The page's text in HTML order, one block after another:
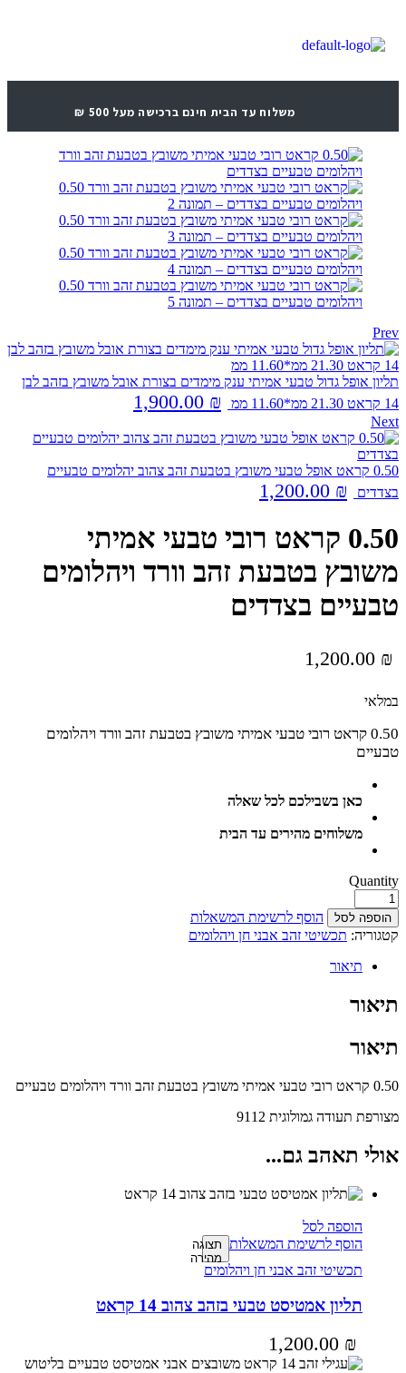
משלוח עד הבית חינם ברכישה מעל 500 ₪
Prev
תליון אופל גדול טבעי אמיתי ענק מימדים בצורת אובל משובץ בזהב לבן
14 קראט 21.30 ממ*11.60 ממ
1,900.00 ₪
Next
0.50 קראט אופל טבעי משובץ בטבעת זהב צהוב יהלומים טבעיים
בצדדים
1,200.00 ₪
0.50 קראט רובי טבעי אמיתי
משובץ בטבעת זהב וורד ויהלומים
טבעיים בצדדים
1,200.00 ₪
במלאי
0.50 קראט רובי טבעי אמיתי משובץ בטבעת זהב וורד ויהלומים
טבעיים
כאן בשבילכם לכל שאלה
משלוחים מהירים עד הבית
Quantity
הוספה לסל
הוסף לרשימת המשאלות
קטגוריה: תכשיטי זהב אבני חן ויהלומים
תיאור
תיאור
תיאור
0.50 קראט רובי טבעי אמיתי משובץ בטבעת זהב וורד ויהלומים טבעיים
מצורפת תעודה גמולוגית 9112
אולי תאהב גם...
הוספה לסל
הוסף לרשימת המשאלות תצוגה
מהירה
תכשיטי זהב אבני חן ויהלומים
תליון אמטיסט טבעי בזהב צהוב 14 קראט
1,200.00 ₪